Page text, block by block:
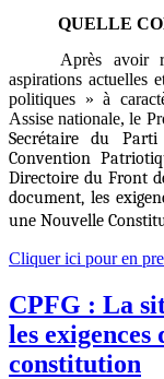
QUELLE
Après avoir
aspirations actuelles
politiques » à
Assise nationale, le
Secrétaire du
Convention
Directoire du Front
document, les
une Nouvelle
Cliquer ici pour en
CPFG : La
les
constitution